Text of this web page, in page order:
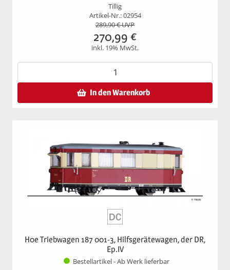
Tillig
Artikel-Nr.: 02954
289,90€ UVP
270,99 €
inkl. 19% MwSt.
In den Warenkorb
H0e Triebwagen 187 001-3, Hilfsgerätewagen, der DR,
Ep.IV
Bestellartikel - Ab Werk lieferbar